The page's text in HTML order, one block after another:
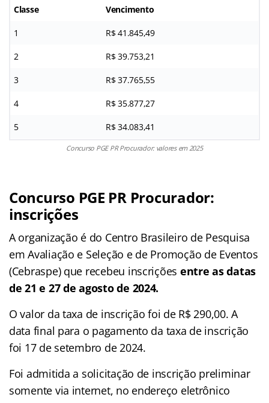
Classe Vencimento
1 R$ 41.845,49
2 R$ 39.753,21
3 R$ 37.765,55
4 R$ 35.877,27
5 R$ 34.083,41
Concurso PGE PR Procurador: valores em 2025
Concurso PGE PR Procurador:
inscrições
A organização é do Centro Brasileiro de Pesquisa
em Avaliação e Seleção e de Promoção de Eventos
(Cebraspe) que recebeu inscrições entre as datas
de 21 e 27 de agosto de 2024.
O valor da taxa de inscrição foi de R$ 290,00. A
data final para o pagamento da taxa de inscrição
foi 17 de setembro de 2024.
Foi admitida a solicitação de inscrição preliminar
somente via internet, no endereço eletrônico